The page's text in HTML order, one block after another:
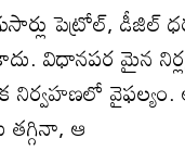
పెట్రోల్,
విధానపర మైన
నిర్వహణలో
తగ్గినా, ఆ